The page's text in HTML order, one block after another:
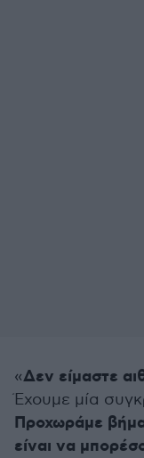
«Δεν είμαστε
Έχουμε μία
Προχωράμε
είναι να